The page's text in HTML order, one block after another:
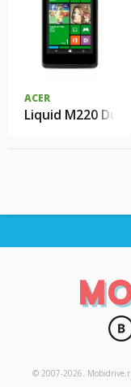
ACER
Liquid M220 Duo
© 2007-2026.